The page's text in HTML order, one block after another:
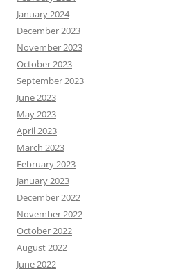
January 2024
December 2023
November 2023
October 2023
September 2023
June 2023
May 2023
April 2023
March 2023
February 2023
January 2023
December 2022
November 2022
October 2022
August 2022
June 2022